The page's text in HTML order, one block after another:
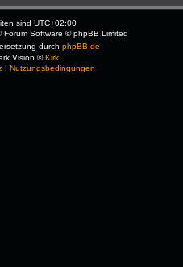
sindUTC+02:00
Forum Software © phpBB Limited
durchphpBB.de
Vision ©Kirk
|Nutzungsbedingungen